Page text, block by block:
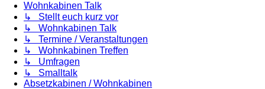
Wohnkabinen Talk
↳ Stellt euch kurz vor
↳ Wohnkabinen Talk
↳ Termine / Veranstaltungen
↳ Wohnkabinen Treffen
↳ Umfragen
↳ Smalltalk
Absetzkabinen / Wohnkabinen